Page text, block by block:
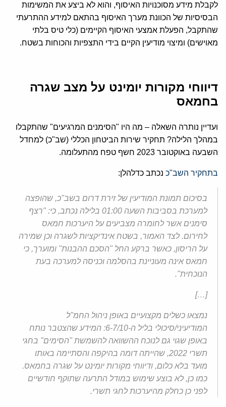
לקבלת מידע מסוכנויות האיסוף, והוא לא ביצע את המשימות
הבסיסיות של הכוונת מערך האיסוף בהתאם למידע ההתרעתי
שהתקבל, הפעלת אמצעי האיסוף הקיימים (כלי טיס בלתי
מאוישים) ומיצוי מודיעין הקיים בידי התצפיות והכוחות בשטח.
דיווחי מקורות יומינט על מצב שגרה
בחמאס
ועדיין נותרה השאלה – מה היו "הסימנים המרגיעים" שהתקבלו
במהלך הלילה? תחקיר שירות הביטחון הכללי (שב"כ) למחדל
השבעה באוקטובר 2023 חשף טפח מהתעלומה.
בתחקיר השב"כ נכתב כדלהלן:
בסיכום תמונת המודיעין של זירת דרום בשב"כ, שהופצה
למערכת בסביבות השעה 01:00 בלילה נכתב, כי: "רצף
סימנים אשר לחומרה מצביעים על היערכות חמאס
לחירום. לצד האמור, בשטח אינדיקציות לשגרה וכן שמירה
על הריסון, כאשר ברקע החל "הסכם ההבנות" ומוערך, כי
חמאס אינה מעוניינת בהסלמה וכניסה למערכה בעת
הנוכחית".
[…]
נמצאו כשלים מקצועיים באופן ניהול החמ"ל
המודיעיני/סיכולי בליל ה-6-7/10: המידע שהצטבר נותח
באופן שגוי גם לנוכח ההשוואה להשמשת "הסימים" בחגי
תשרי 2022, שהייתה דומה בהיקפה והסתיימה באותו
מועד בלא כלום, ודיווחי מקורות יומינט על שגרה בחמאס.
כמו כן, לא בוצע שימוש במודל התרעה שתוקף חודשיים
לפני כן כחלק מהיערכות לחגי תשרי.